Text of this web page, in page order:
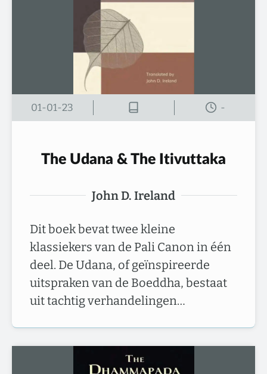
01-01-23 -
The Udana & The Itivuttaka
John D. Ireland
Dit boek bevat twee kleine
klassiekers van de Pali Canon in één
deel. De Udana, of geïnspireerde
uitspraken van de Boeddha, bestaat
uit tachtig verhandelingen…